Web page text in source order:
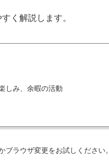
く解説します。
しみ、余暇の活動
ラウザ変更をお試しください。